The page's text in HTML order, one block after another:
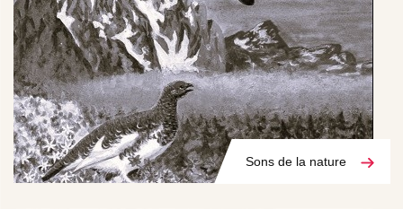
Sons de la nature